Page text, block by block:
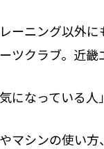
ーニング以外
ツクラブ。近
になっている
マシンの使い